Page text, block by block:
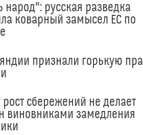
народ": русская разведка
коварный замысел ЕС по
признали горькую
сбережений не делает
виновниками замедления